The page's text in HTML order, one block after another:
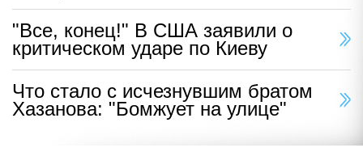
"Все, конец!" В США заявили о
критическом ударе по Киеву
Что стало с исчезнувшим братом
Хазанова: "Бомжует на улице"